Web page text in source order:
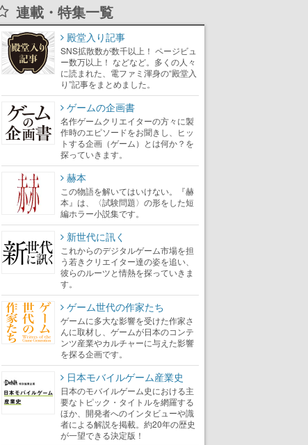
連載・特集一覧
殿堂入り記事
SNS拡散数が数千以上！ ページビュ
ー数万以上！ などなど。多くの人々
に読まれた、電ファミ渾身の“殿堂入
り”記事をまとめました。
ゲームの企画書
名作ゲームクリエイターの方々に製
作時のエピソードをお聞きし、ヒッ
トする企画（ゲーム）とは何か？を
探っていきます。
赫本
この物語を解いてはいけない。『赫
本』は、〈試験問題〉の形をした短
編ホラー小説集です。
新世代に訊く
これからのデジタルゲーム市場を担
う若きクリエイター達の姿を追い、
彼らのルーツと情熱を探っていきま
す。
ゲーム世代の作家たち
ゲームに多大な影響を受けた作家さ
んに取材し、ゲームが日本のコンテ
ンツ産業やカルチャーに与えた影響
を探る企画です。
日本モバイルゲーム産業史
日本のモバイルゲーム史における主
要なトピック・タイトルを網羅する
ほか、開発者へのインタビューや識
者による解説を掲載。約20年の歴史
が一望できる決定版！